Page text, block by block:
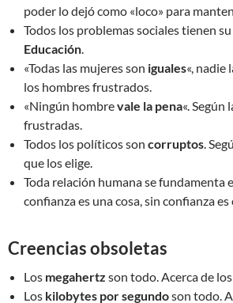
poder lo dejó como «loco» para
Todos los problemas sociales tienen
Educación.
«Todas las mujeres son iguales«, nadie
los hombres frustrados.
«Ningún hombrevale la pena«. Según
frustradas.
Todos los políticos son corruptos.
que los elige.
Toda relación humana se fundamenta
confianza es una cosa, sin confianza es
Creencias obsoletas
Los megahertz son todo. Acerca de los
Los kilobytes por segundoson todo.